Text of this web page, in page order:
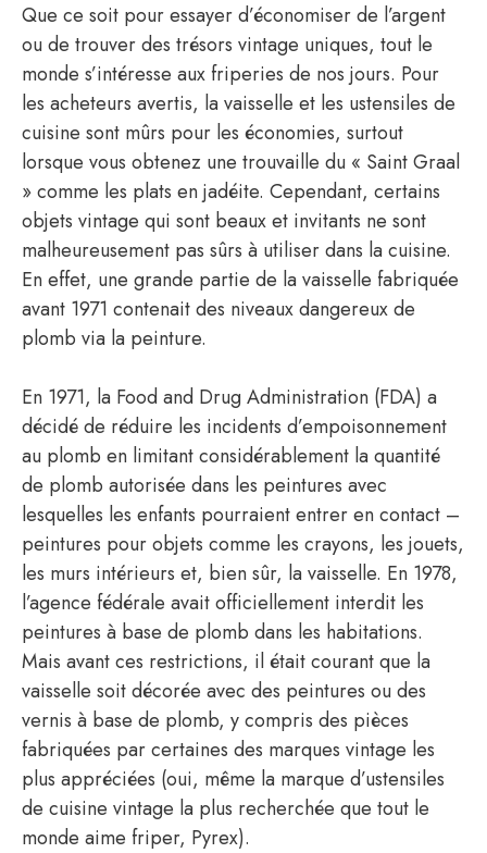
Que ce soit pour essayer d’économiser de l’argent
ou de trouver des trésors vintage uniques, tout le
monde s’intéresse aux friperies de nos jours. Pour
les acheteurs avertis, la vaisselle et les ustensiles de
cuisine sont mûrs pour les économies, surtout
lorsque vous obtenez une trouvaille du « Saint Graal
» comme les plats en jadéite. Cependant, certains
objets vintage qui sont beaux et invitants ne sont
malheureusement pas sûrs à utiliser dans la cuisine.
En effet, une grande partie de la vaisselle fabriquée
avant 1971 contenait des niveaux dangereux de
plomb via la peinture.
En 1971, la Food and Drug Administration (FDA) a
décidé de réduire les incidents d’empoisonnement
au plomb en limitant considérablement la quantité
de plomb autorisée dans les peintures avec
lesquelles les enfants pourraient entrer en contact –
peintures pour objets comme les crayons, les jouets,
les murs intérieurs et, bien sûr, la vaisselle. En 1978,
l’agence fédérale avait officiellement interdit les
peintures à base de plomb dans les habitations.
Mais avant ces restrictions, il était courant que la
vaisselle soit décorée avec des peintures ou des
vernis à base de plomb, y compris des pièces
fabriquées par certaines des marques vintage les
plus appréciées (oui, même la marque d’ustensiles
de cuisine vintage la plus recherchée que tout le
monde aime friper, Pyrex).